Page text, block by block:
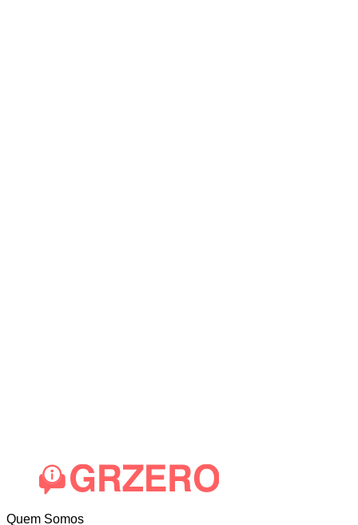
Quem Somos